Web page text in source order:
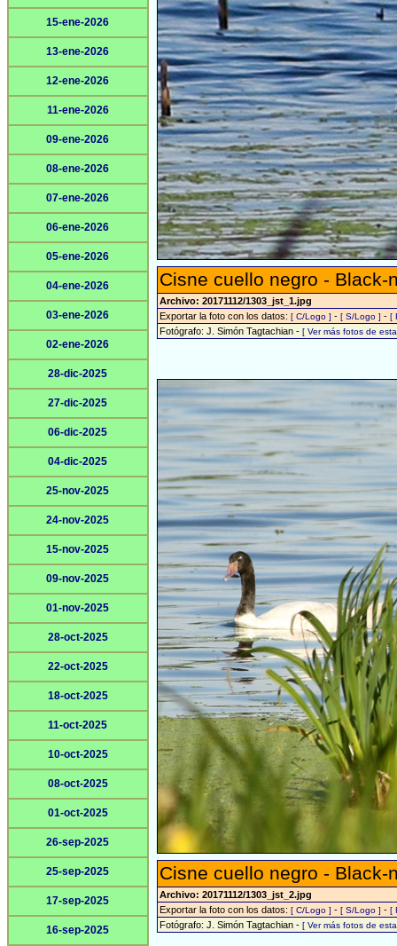
15-ene-2026
13-ene-2026
12-ene-2026
11-ene-2026
09-ene-2026
08-ene-2026
07-ene-2026
06-ene-2026
05-ene-2026
04-ene-2026
03-ene-2026
02-ene-2026
28-dic-2025
27-dic-2025
06-dic-2025
04-dic-2025
25-nov-2025
24-nov-2025
15-nov-2025
09-nov-2025
01-nov-2025
28-oct-2025
22-oct-2025
18-oct-2025
11-oct-2025
10-oct-2025
08-oct-2025
01-oct-2025
26-sep-2025
25-sep-2025
17-sep-2025
16-sep-2025
Cisne cuello negro -
Archivo: 20171112/1303_jst_1.jpg
Exportar la foto con los datos: [ C/Logo ] - [ S/Logo ] - [
Fotógrafo: J. Simón Tagtachian - [ Ver más fotos de
Cisne cuello negro -
Archivo: 20171112/1303_jst_2.jpg
Exportar la foto con los datos: [ C/Logo ] - [ S/Logo ] - [
Fotógrafo: J. Simón Tagtachian - [ Ver más fotos de